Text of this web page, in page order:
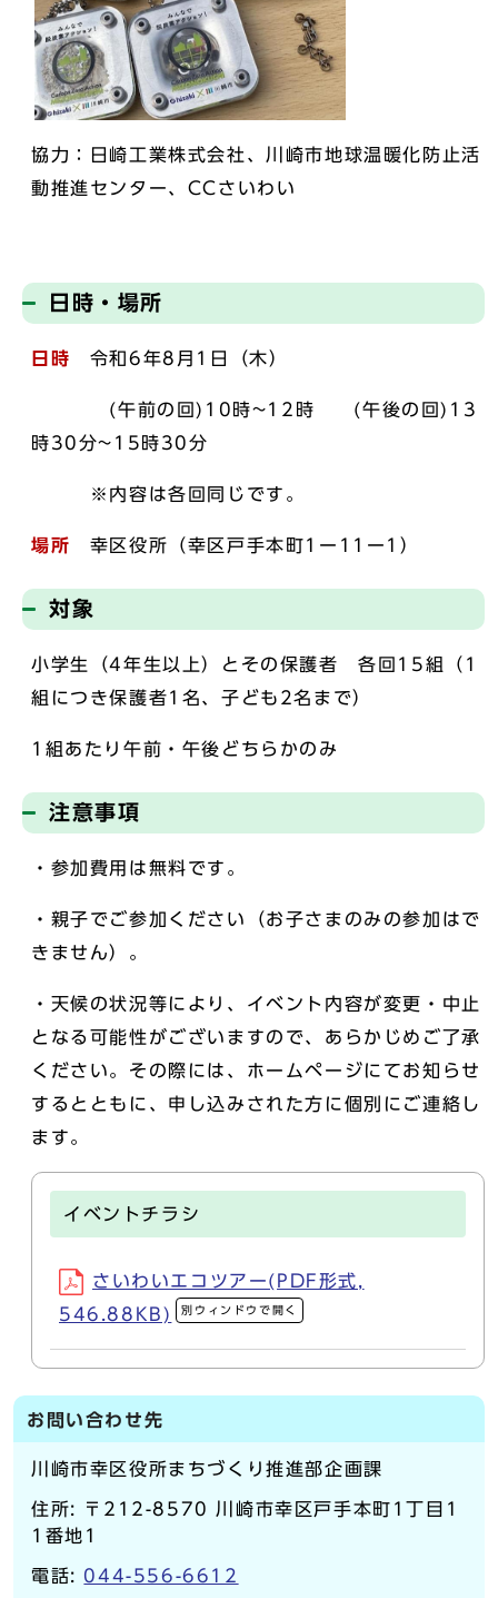
協力：日崎工業株式会社、川崎市地球温暖化防止活
動推進センター、CCさいわい
日時・場所
日時 令和6年8月1日（木）
(午前の回)10時~12時 (午後の回)13
時30分~15時30分
※内容は各回同じです。
場所 幸区役所（幸区戸手本町1ー11ー1）
対象
小学生（4年生以上）とその保護者 各回15組（1
組につき保護者1名、子ども2名まで）
1組あたり午前・午後どちらかのみ
注意事項
・参加費用は無料です。
・親子でご参加ください（お子さまのみの参加はで
きません）。
・天候の状況等により、イベント内容が変更・中止
となる可能性がございますので、あらかじめご了承
ください。その際には、ホームページにてお知らせ
するとともに、申し込みされた方に個別にご連絡し
ます。
イベントチラシ
さいわいエコツアー(PDF形式,
546.88KB)
別ウィンドウで開く
お問い合わせ先
川崎市幸区役所まちづくり推進部企画課
住所: 〒212-8570 川崎市幸区戸手本町1丁目1
1番地1
電話: 044-556-6612